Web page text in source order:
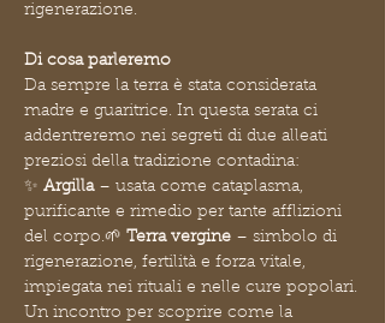
rigenerazione.
Di cosa parleremo
Da sempre la terra è stata considerata
madre e guaritrice. In questa serata ci
addentreremo nei segreti di due alleati
preziosi della tradizione contadina:
✨ Argilla – usata come cataplasma,
purificante e rimedio per tante afflizioni
del corpo.🌱 Terra vergine – simbolo di
rigenerazione, fertilità e forza vitale,
impiegata nei rituali e nelle cure popolari.
Un incontro per scoprire come la